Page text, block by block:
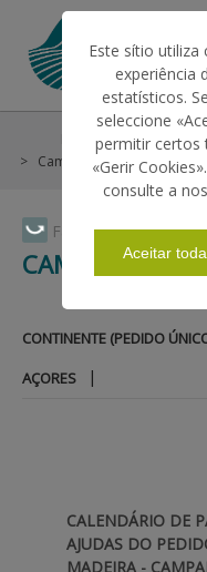
Faça Swipe para ver
AJUDAS/APOIOS
INFORMAÇÕES
ESTATÍSTICAS
APOIO AO BENEFICIÁRIO
Pagamentos
Campanha 2018
CAMPANHA
CONTINENTE (PEDIDO
AÇORES |
CALENDÁRIO DE
AJUDAS DO
MADEIRA -
Este sítio utiliza
experiência
estatísticos.
seleccione
permitir certos
«Gerir
consulte a
Aceitar